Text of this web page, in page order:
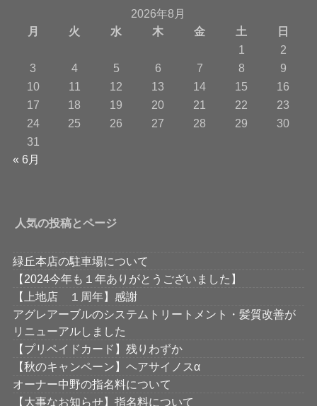
2026年8月
月
火 水 木 金 土
日
1
2
3
4 5 6 7 8
9
10
11 12 13 14 15
16
17
18 19 20 21 22
23
24
25 26 27 28 29
30
31
« 6月
人気の投稿とページ
緑丘本店の駐車場について
【2024今年も１年ありがとうございました】
【上地店 １周年】感謝
アグレアーブルのシステムトリートメント・髪質改善が
リニューアルしました
【プリペイドカード】残りわずか
【秋のキャンペーン】ヘアサイノスα
オーナー中野の指名料について
【大事なお知らせ】指名料について